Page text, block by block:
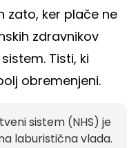
zato, ker plače ne
zdravnikov
Tisti, ki
obremenjeni.
sistem (NHS) je
laburistična vlada.